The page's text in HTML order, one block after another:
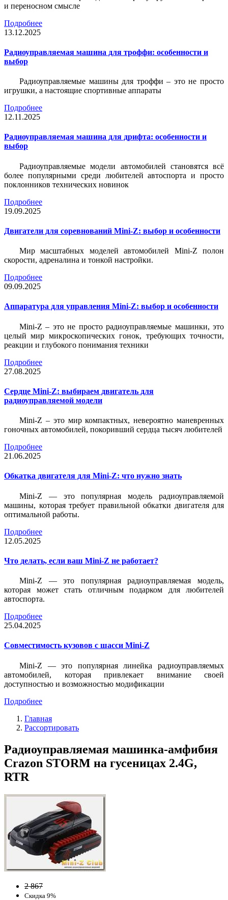
и переносном смысле
Подробнее
13.12.2025
Радиоуправляемая машина для троффи: особенности и
выбор
Радиоуправляемые машины для троффи – это не просто
игрушки, а настоящие спортивные аппараты
Подробнее
12.11.2025
Радиоуправляемая машина для дрифта: особенности и
выбор
Радиоуправляемые модели автомобилей становятся всё
более популярными среди любителей автоспорта и просто
поклонников технических новинок
Подробнее
19.09.2025
Двигатели для соревнований Mini-Z: выбор и особенности
Мир масштабных моделей автомобилей Mini-Z полон
скорости, адреналина и тонкой настройки.
Подробнее
09.09.2025
Аппаратура для управления Mini-Z: выбор и особенности
Mini-Z – это не просто радиоуправляемые машинки, это
целый мир микроскопических гонок, требующих точности,
реакции и глубокого понимания техники
Подробнее
27.08.2025
Сердце Mini-Z: выбираем двигатель для
радиоуправляемой модели
Mini-Z – это мир компактных, невероятно маневренных
гоночных автомобилей, покоривший сердца тысяч любителей
Подробнее
21.06.2025
Обкатка двигателя для Mini-Z: что нужно знать
Mini-Z — это популярная модель радиоуправляемой
машины, которая требует правильной обкатки двигателя для
оптимальной работы.
Подробнее
12.05.2025
Что делать, если ваш Mini-Z не работает?
Mini-Z — это популярная радиоуправляемая модель,
которая может стать отличным подарком для любителей
автоспорта.
Подробнее
25.04.2025
Совместимость кузовов с шасси Mini-Z
Mini-Z — это популярная линейка радиоуправляемых
автомобилей, которая привлекает внимание своей
доступностью и возможностью модификации
Подробнее
Главная
Рассортировать
Радиоуправляемая машинка-амфибия
Crazon STORM на гусеницах 2.4G,
RTR
2 867
Скидка 9%